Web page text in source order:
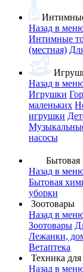
Назад в
Интимные
(местная)
Назад в
Игрушки
маленьких
игрушки
насосы
Бытовая
Назад в
Бытовая
уборки
Зоотовары
Назад в
Зоотовары
Лежанки,
Ветаптека
Техника
Назад в